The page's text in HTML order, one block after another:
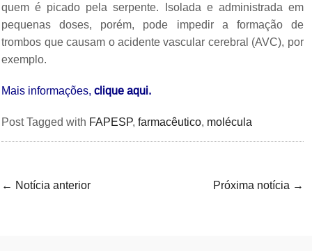
quem é picado pela serpente. Isolada e administrada em
pequenas doses, porém, pode impedir a formação de
trombos que causam o acidente vascular cerebral (AVC), por
exemplo.
Mais informações,clique aqui.
Post Tagged with FAPESP,farmacêutico, molécula
← Notícia anterior Próxima notícia →